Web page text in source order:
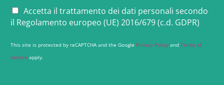
i
l
*
P
r
a
c
Accetta il trattamento dei dati personali secondo
il Regolamento europeo (UE) 2016/679 (c.d. GDPR)
This site is protected by reCAPTCHA and the Google Privacy Policy and Terms of
Service apply.